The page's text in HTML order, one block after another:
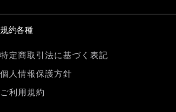
規約各種
特定商取引法に基づく表記
個人情報保護方針
ご利用規約